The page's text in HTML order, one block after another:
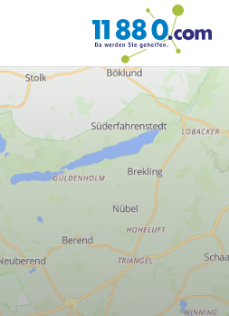
11880.com